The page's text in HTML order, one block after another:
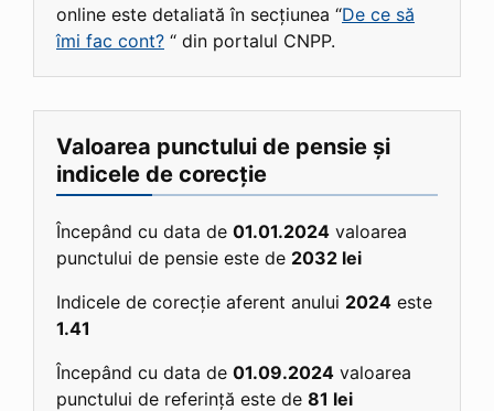
online este detaliată în secțiunea “De ce să
îmi fac cont? “ din portalul CNPP.
Valoarea punctului de pensie și
indicele de corecție
Începând cu data de 01.01.2024 valoarea
punctului de pensie este de 2032 lei
Indicele de corecție aferent anului 2024 este
1.41
Începând cu data de 01.09.2024 valoarea
punctului de referință este de 81 lei